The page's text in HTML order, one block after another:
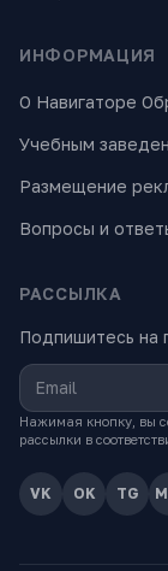
ИНФОРМАЦИЯ
О Навигаторе
Учебным
Размещение
Вопросы и
РАССЫЛКА
Подпишитесь на
Нажимая кнопку, вы
рассылки в
VK OK TG